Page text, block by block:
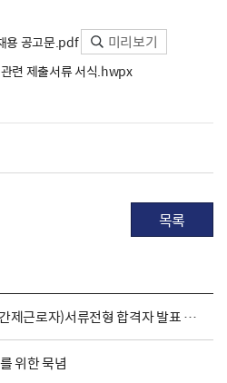
용 공고문.pdf 미리보기
련 제출서류 서식.hwpx
목록
조경관리원(기간제근로자)서류전형 합격자 발표 및 면접시험 일정안내
위한 묵념